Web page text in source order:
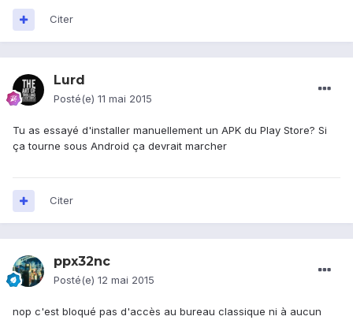
Citer
Lurd
Posté(e) 11 mai 2015
Tu as essayé d'installer manuellement un APK du Play Store? Si
ça tourne sous Android ça devrait marcher
Citer
ppx32nc
Posté(e) 12 mai 2015
nop c'est bloqué pas d'accès au bureau classique ni à aucun